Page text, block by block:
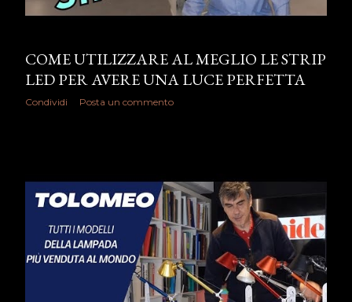
COME UTILIZZARE AL MEGLIO LE STRIP
LED PER AVERE UNA LUCE PERFETTA
Condividi Posta un commento